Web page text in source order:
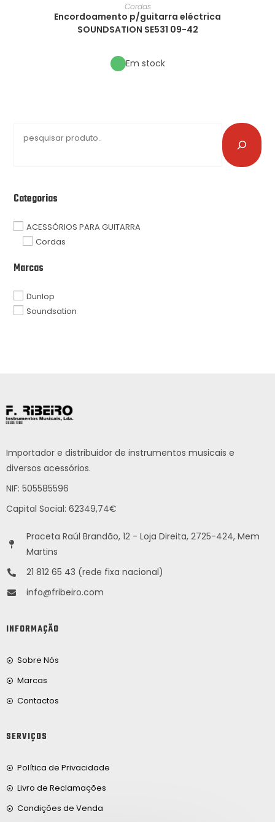
Cordas
Encordoamento p/guitarra eléctrica
SOUNDSATION SE531 09-42
Em stock
Categorias
ACESSÓRIOS PARA GUITARRA
Cordas
Marcas
Dunlop
Soundsation
Importador e distribuidor de instrumentos musicais e
diversos acessórios.
NIF: 505585596
Capital Social: 62349,74€
Praceta Raúl Brandão, 12 - Loja Direita, 2725-424, Mem
Martins
21 812 65 43 (rede fixa nacional)
info@fribeiro.com
INFORMAÇÃO
Sobre Nós
Marcas
Contactos
SERVIÇOS
Política de Privacidade
Livro de Reclamações
Condições de Venda